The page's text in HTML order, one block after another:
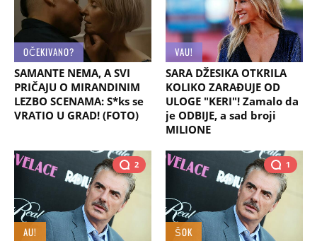
OČEKIVANO?
SAMANTE NEMA, A SVI
PRIČAJU O MIRANDINIM
LEZBO SCENAMA: S*ks se
VRATIO U GRAD! (FOTO)
VAU!
SARA DŽESIKA OTKRILA
KOLIKO ZARAĐUJE OD
ULOGE "KERI"! Zamalo da
je ODBIJE, a sad broji
MILIONE
2
AU!
1
ŠOK